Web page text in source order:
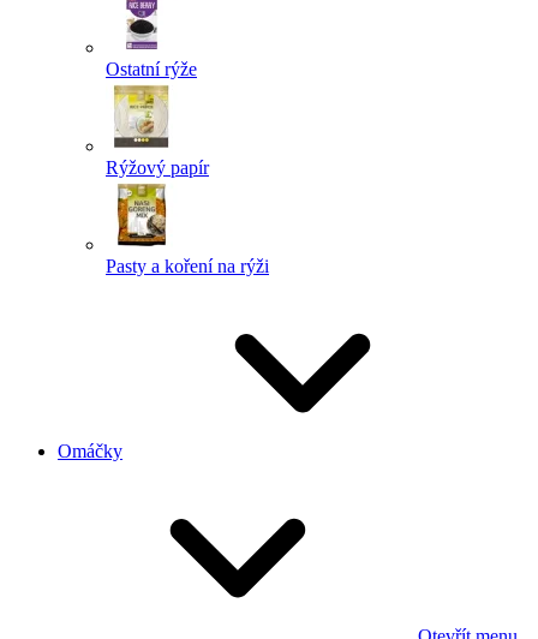
Ostatní rýže
Rýžový papír
Pasty a koření na rýži
Omáčky